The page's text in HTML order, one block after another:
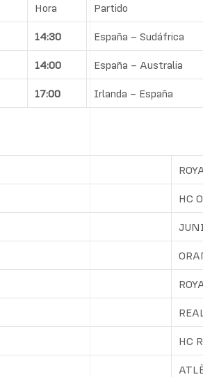
Hora Partido
14:30 España – Sudáfrica
14:00 España – Australia
17:00 Irlanda – España
HC
HC